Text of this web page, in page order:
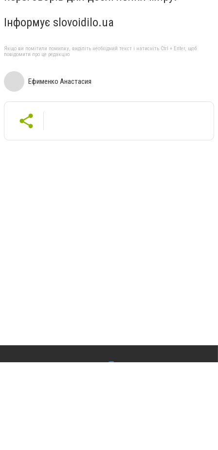
Інформує slovoidilo.ua
Якщо ви помітили помилку, виділіть необхідний текст і натисніть Ctrl + Enter, щоб
повідомити про це редакцію
Ефименко Анастасия